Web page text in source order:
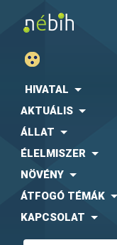
HIVATAL
AKTUÁLIS
ÁLLAT
ÉLELMISZER
NÖVÉNY
ÁTFOGÓ TÉMÁK
KAPCSOLAT